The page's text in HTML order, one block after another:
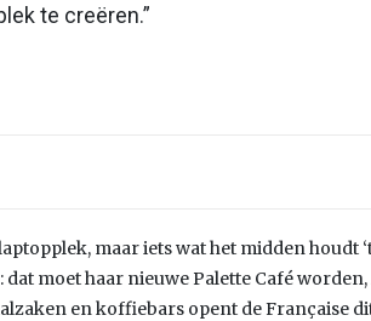
te creëren.”
maar iets wat het midden houdt
dat moet haar nieuwe Palette Café
en koffiebars opent de Française